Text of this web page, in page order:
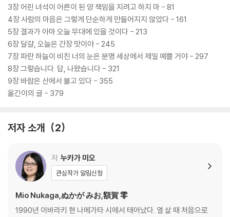
3장 어린 녀석이 어른이 된 양 책임을 지려고 하지 마 - 81
4장 사람의 마음은 그렇게 단순하게 만들어지지 않았다 - 161
5장 결과가 아마 오늘 무대에 있을 것이다 - 213
6장 달걀, 오늘은 간장 맛이야 - 245
7장 파란 하늘이 비친 너의 눈은 분명 세상에서 제일 예쁠 거야 - 297
8장 그렇습니다. 답, 나왔습니다 - 321
9장 바람은 산에서 불고 있다 - 355
옮긴이의 글 - 379
저자 소개 2
저 누카가 미오
관심작가 알림신청
Mio Nukaga,ぬかが みお,額賀 零
1990년 이바라키 현 나메가타 시에서 태어났다. 열 살 때 처음으로